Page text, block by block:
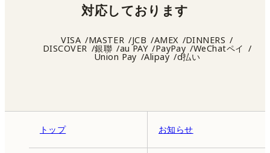
トップ お知らせ
対応しております
VISA MASTER JCB AMEX DINNERS
DISCOVER 銀聯 au PAY PayPay WeChatペイ
Union Pay Alipay d払い